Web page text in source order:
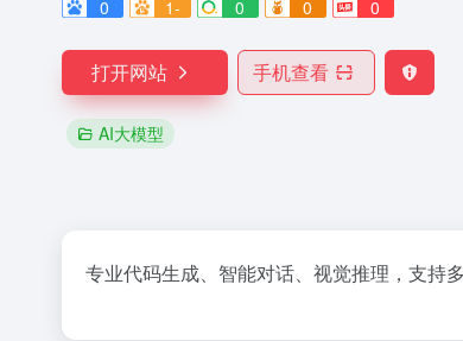
0
1- 0 0 0
打开网站 手机查看
AI大模型
专业代码生成、智能对话、视觉推理，支持